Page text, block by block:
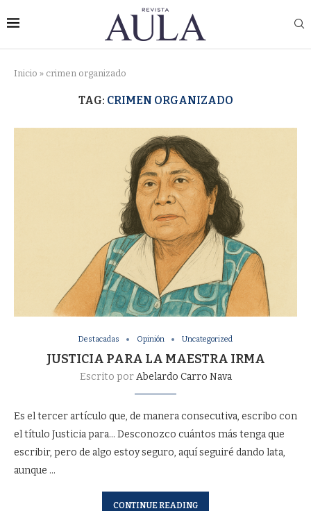
Inicio » crimen organizado
TAG: CRIMEN ORGANIZADO
Destacadas Opinión Uncategorized
JUSTICIA PARA LA MAESTRA IRMA
Escrito porAbelardo Carro Nava
Es el tercer artículo que, de manera consecutiva, escribo con
el título Justicia para… Desconozco cuántos más tenga que
escribir, pero de algo estoy seguro, aquí seguiré dando lata,
aunque …
CONTINUE READING